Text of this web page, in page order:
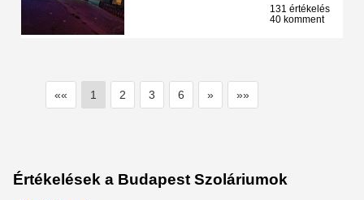
131 értékelés
40 komment
«« 1 2 3 6 » »»
Értékelések a Budapest Szoláriumok